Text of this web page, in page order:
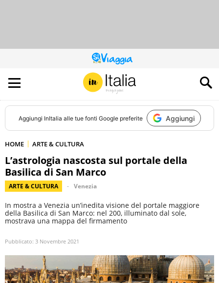
QUESTO
SITO
CONTRIBUISCE
ALL’AUDIENCE
DI
Aggiungi InItalia alle tue fonti Google preferite Aggiungi
HOME ARTE & CULTURA
L’astrologia nascosta sul portale della
Basilica di San Marco
ARTE & CULTURA Venezia
In mostra a Venezia un’inedita visione del portale maggiore
della Basilica di San Marco: nel 200, illuminato dal sole,
mostrava una mappa del firmamento
Pubblicato: 3 Novembre 2021